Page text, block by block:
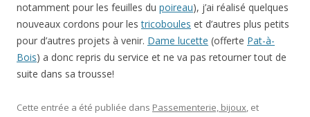
notamment pour les feuilles du poireau), j’ai réalisé quelques
nouveaux cordons pour lestricoboules et d’autres plus petits
pour d’autres projets à venir. Dame lucette (offerte Pat-à-
Bois) a donc repris du service et ne va pas retourner tout de
suite dans sa trousse!
Cette entrée a été publiée dans Passementerie, bijoux, et